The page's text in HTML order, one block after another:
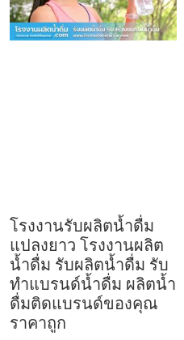
โรงงานรับผลิตน้ำดื่ม
แปลงยาว โรงงานผลิต
น้ำดื่ม รับผลิตน้ำดื่ม รับ
ทำแบรนด์น้ำดื่ม ผลิตน้ำ
ดื่มติดแบรนด์ของคุณ
ราคาถูก